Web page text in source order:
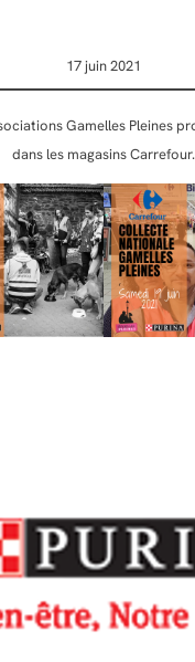
17 juin 2021
Gamelles Pleines
dans les magasins Carrefour.